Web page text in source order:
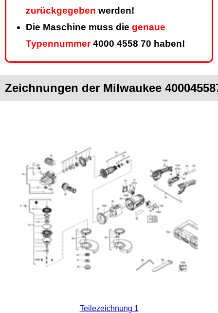
zurückgegeben werden!
Die Maschine muss die genaue
Typennummer4000 4558 70 haben!
Zeichnungen der Milwaukee
Teilezeichnung 1